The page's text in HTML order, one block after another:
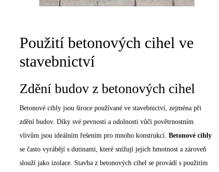
Použití betonových cihel ve
stavebnictví
Zdění budov z betonových cihel
Betonové cihly jsou široce používané ve stavebnictví, zejména při
zdění budov. Díky své pevnosti a odolnosti vůči povětrnostním
vlivům jsou ideálním řešením pro mnoho konstrukcí. Betonové cihly
se často vyrábějí s dutinami, které snižují jejich hmotnost a zároveň
slouží jako izolace. Stavba z betonových cihel se provádí s použitím